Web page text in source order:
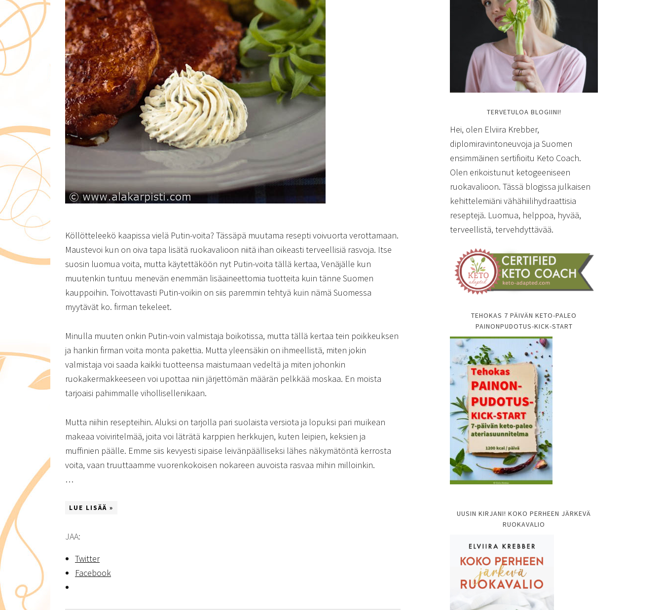
Köllötteleekö kaapissa vielä Putin-voita? Tässäpä muutama resepti voivuorta verottamaan.
Maustevoi kun on oiva tapa lisätä ruokavalioon niitä ihan oikeasti terveellisiä rasvoja. Itse
suosin luomua voita, mutta käytettäköön nyt Putin-voita tällä kertaa, Venäjälle kun
muutenkin tuntuu menevän enemmän lisäaineettomia tuotteita kuin tänne Suomen
kauppoihin. Toivottavasti Putin-voikin on siis paremmin tehtyä kuin nämä Suomessa
myytävät ko. firman tekeleet.
Minulla muuten onkin Putin-voin valmistaja boikotissa, mutta tällä kertaa tein poikkeuksen
ja hankin firman voita monta pakettia. Mutta yleensäkin on ihmeellistä, miten jokin
valmistaja voi saada kaikki tuotteensa maistumaan vedeltä ja miten johonkin
ruokakermakkeeseen voi upottaa niin järjettömän määrän pelkkää moskaa. En moista
tarjoaisi pahimmalle vihollisellenikaan.
Mutta niihin resepteihin. Aluksi on tarjolla pari suolaista versiota ja lopuksi pari muikean
makeaa voiviritelmää, joita voi läträtä karppien herkkujen, kuten leipien, keksien ja
muffinien päälle. Emme siis kevyesti sipaise leivänpäälliseksi lähes näkymätöntä kerrosta
voita, vaan truuttaamme vuorenkokoisen nokareen auvoista rasvaa mihin milloinkin.
…
LUE LISÄÄ »
JAA:
Twitter
Facebook
TERVETULOA BLOGIINI!
Hei, olen Elviira Krebber,
diplomiravintoneuvoja ja Suomen
ensimmäinen sertifioitu Keto Coach.
Olen erikoistunut ketogeeniseen
ruokavalioon. Tässä blogissa julkaisen
kehittelemiäni vähähiilihydraattisia
reseptejä. Luomua, helppoa, hyvää,
terveellistä, tervehdyttävää.
TEHOKAS 7 PÄIVÄN KETO-PALEO
PAINONPUDOTUS-KICK-START
UUSIN KIRJANI! KOKO PERHEEN JÄRKEVÄ
RUOKAVALIO